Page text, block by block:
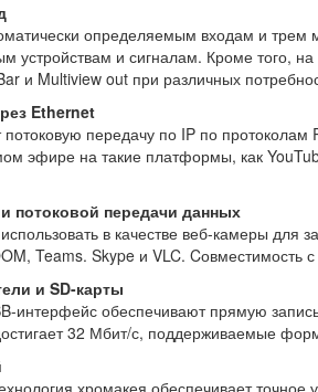
определяемым входам и
устройствам и сигналам. Кроме того,
и Multiview out при различных
Ethernet
передачу по IP по протоколам
эфире на такие платформы, как
потоковой передачи данных
в качестве веб-камеры
Teams. Skype и VLC.
и SD-карты
интерфейс обеспечивают прямую
32 Мбит/с, поддерживаемые